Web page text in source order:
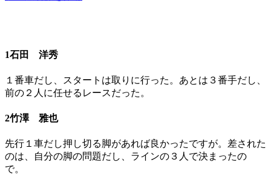
1石田 洋秀
１番車だし、スタートは取りに行った。あとは３番手だし、
前の２人に任せるレースだった。
2竹澤 雅也
先行１車だし押し切る脚があれば良かったですが。差された
のは、自分の脚の問題だし、ラインの３人で決まったの
で。